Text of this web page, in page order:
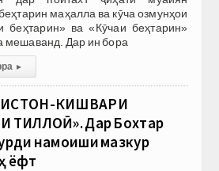
маҳалла ва кӯча озмунҳои
беҳтарин» ва «Кӯчаи беҳтарин»
мешаванд. Дар ин бора
▸
КИШВАРИ
ТИЛЛОӢ». Дар Бохтар
намоиши мазкур
ёфт